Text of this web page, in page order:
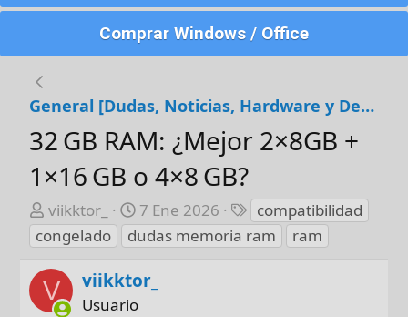
Comprar Windows / Office
General [Dudas, Noticias, Hardware y Debates]
32 GB RAM: ¿Mejor 2×8GB +
1×16 GB o 4×8 GB?
A
u
t
o
r
viikktor_
F
e
c
a
7 Ene 2026
E
t
i
compatibilidad
congelado
dudas memoria ram ram
V viikktor_
Usuario